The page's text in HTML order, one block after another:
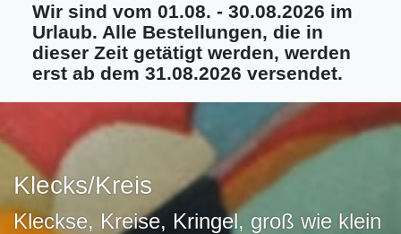
Wir sind vom 01.08. - 30.08.2026 im
Urlaub. Alle Bestellungen, die in
dieser Zeit getätigt werden, werden
erst ab dem 31.08.2026 versendet.
Klecks/Kreis
Kleckse, Kreise, Kringel, groß wie klein